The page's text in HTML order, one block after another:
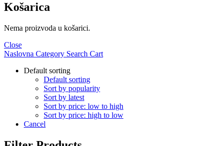
Košarica
Nema proizvoda u košarici.
Close
Naslovna Category Search Cart
Default sorting
Default sorting
Sort by popularity
Sort by latest
Sort by price: low to high
Sort by price: high to low
Cancel